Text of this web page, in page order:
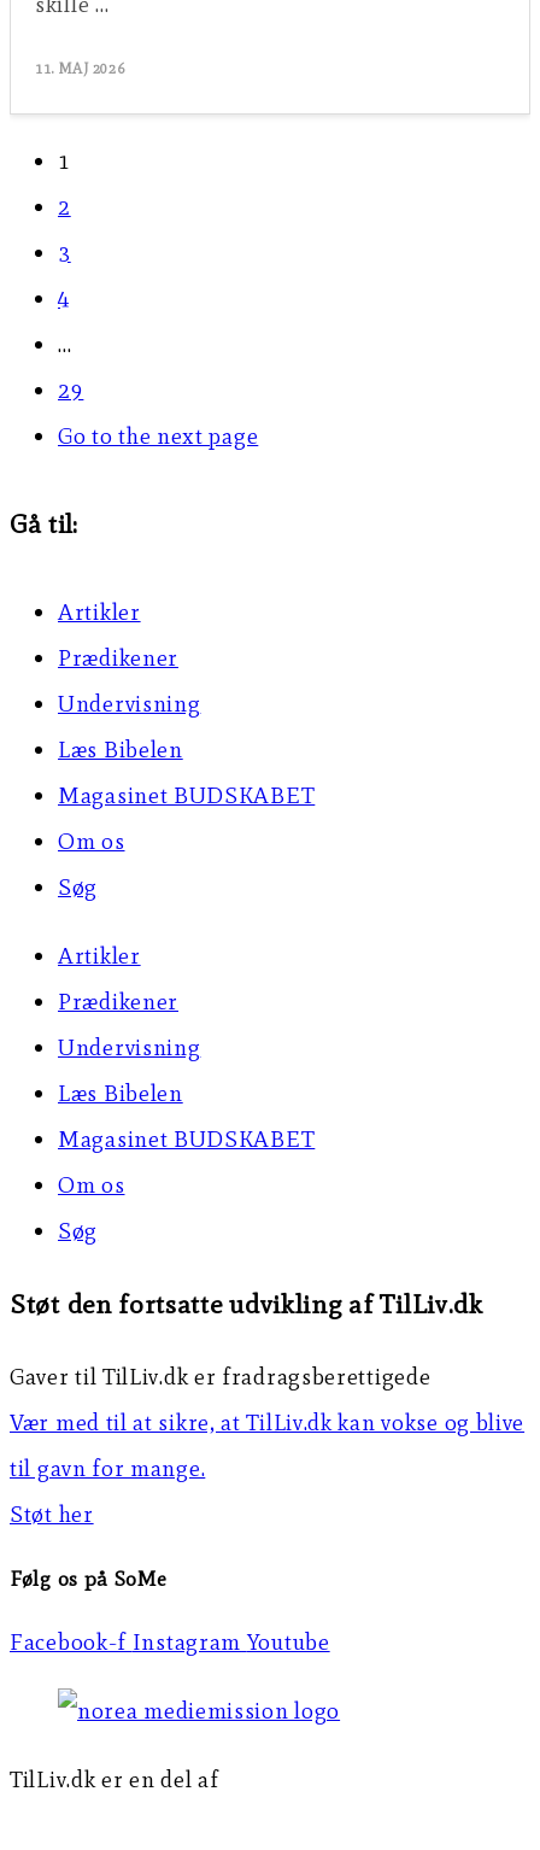
11. MAJ 2026
1
2
3
4
…
29
Go to the next page
Gå til:
Artikler
Prædikener
Undervisning
Læs Bibelen
Magasinet BUDSKABET
Om os
Søg
Artikler
Prædikener
Undervisning
Læs Bibelen
Magasinet BUDSKABET
Om os
Søg
Støt den fortsatte udvikling af TilLiv.dk
Gaver til TilLiv.dk er fradragsberettigede
Vær med til at sikre, at TilLiv.dk kan vokse og blive
til gavn for mange.
Støt her
Følg os på SoMe
Facebook-f Instagram Youtube
TilLiv.dk er en del af